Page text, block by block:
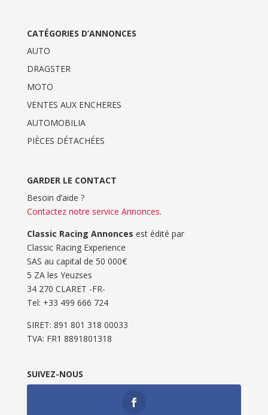
CATÉGORIES D’ANNONCES
AUTO
DRAGSTER
MOTO
VENTES AUX ENCHERES
AUTOMOBILIA
PIÈCES DÉTACHÉES
GARDER LE CONTACT
Besoin d’aide ?
Contactez notre service Annonces.
Classic Racing Annonces est édité par
Classic Racing Experience
SAS au capital de 50 000€
5 ZA les Yeuzses
34 270 CLARET -FR-
Tel: ‭+33 499 666 724‬
SIRET: 891 801 318 00033
TVA: FR1 8891801318
SUIVEZ-NOUS